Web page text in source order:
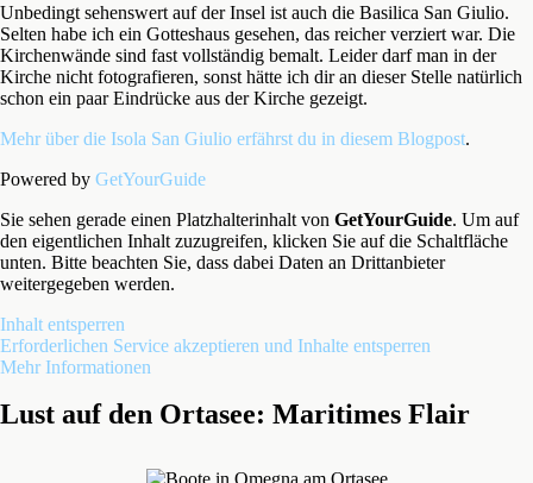
Unbedingt sehenswert auf der Insel ist auch die Basilica San Giulio.
Selten habe ich ein Gotteshaus gesehen, das reicher verziert war. Die
Kirchenwände sind fast vollständig bemalt. Leider darf man in der
Kirche nicht fotografieren, sonst hätte ich dir an dieser Stelle natürlich
schon ein paar Eindrücke aus der Kirche gezeigt.
Mehr über die Isola San Giulio erfährst du in diesem Blogpost.
Powered by GetYourGuide
Sie sehen gerade einen Platzhalterinhalt von GetYourGuide. Um auf
den eigentlichen Inhalt zuzugreifen, klicken Sie auf die Schaltfläche
unten. Bitte beachten Sie, dass dabei Daten an Drittanbieter
weitergegeben werden.
Inhalt entsperren
Erforderlichen Service akzeptieren und Inhalte entsperren
Mehr Informationen
Lust auf den Ortasee: Maritimes Flair